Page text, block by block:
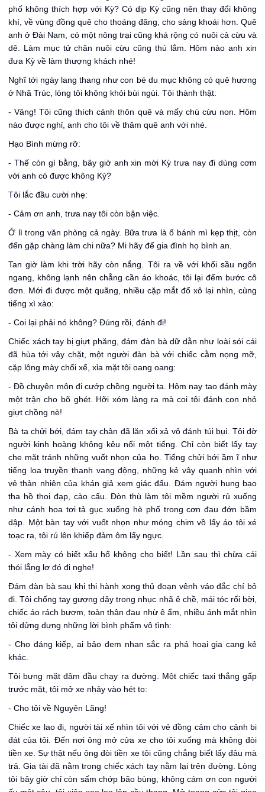
phố không thích hợp với Kỳ? Có dịp Kỳ cũng nên thay đổi không
khí, về vùng đồng quê cho thoáng đãng, cho sảng khoái hơn. Quê
anh ở Đài Nam, có một nông trại cũng khá rộng có nuôi cả cừu và
dê. Làm mục tử chăn nuôi cừu cũng thú lắm. Hôm nào anh xin
đưa Kỳ về làm thượng khách nhé!
Nghĩ tới ngày lang thang như con bé du mục không có quê hương
ở Nhã Trúc, lòng tôi không khỏi bùi ngùi. Tôi thành thật:
- Vâng! Tôi cũng thích cảnh thôn quê và mấy chú cừu non. Hôm
nào được nghỉ, anh cho tôi về thăm quê anh với nhé.
Hạo Bình mừng rỡ:
- Thế còn gì bằng, bây giờ anh xin mời Kỳ trưa nay đi dùng cơm
với anh có được không Kỳ?
Tôi lắc đầu cười nhẹ:
- Cảm ơn anh, trưa nay tôi còn bận việc.
Ở lì trong văn phòng cả ngày. Bữa trưa là ổ bánh mì kẹp thịt, còn
đến gặp chàng làm chi nữa? Mi hãy để gia đình họ bình an.
Tan giờ làm khi trời hãy còn nắng. Tôi ra về với khối sầu ngổn
ngang, không lạnh nên chẳng cần áo khoác, tôi lại đếm bước cô
đơn. Mới đi được một quãng, nhiều cặp mắt đổ xô lại nhìn, cùng
tiếng xì xào:
- Coi lại phải nó không? Đúng rồi, đánh đi!
Chiếc xách tay bị giựt phăng, đám đàn bà dữ dằn như loài sói cái
đã hùa tới vây chặt, một người đàn bà với chiếc cằm nọng mỡ,
cặp lông mày chổi xể, xỉa mặt tôi oang oang:
- Đồ chuyên môn đi cướp chồng người ta. Hôm nay tao đánh mày
một trận cho bõ ghét. Hỡi xóm làng ra mà coi tôi đánh con nhỏ
giựt chồng nè!
Bà ta chửi bới, đám tay chân đã lăn xối xả vô đánh túi bụi. Tôi đờ
người kinh hoàng không kêu nổi một tiếng. Chỉ còn biết lấy tay
che mặt tránh những vuốt nhọn của họ. Tiếng chửi bới ầm ĩ như
tiếng loa truyền thanh vang động, những kẻ vây quanh nhìn với
vẻ thản nhiên của khán giả xem giác đấu. Đám người hung bạo
tha hồ thoi đạp, cào cấu. Đòn thù làm tôi mềm người rủ xuống
như cánh hoa tơi tả gục xuống hè phố trong cơn đau đớn bầm
dập. Một bàn tay với vuốt nhọn như móng chim vồ lấy áo tôi xé
toạc ra, tôi rú lên khiếp đảm ôm lấy ngực.
- Xem mày có biết xấu hổ không cho biết! Lần sau thì chừa cái
thói lẳng lơ đó đi nghe!
Đám đàn bà sau khi thi hành xong thủ đoạn vênh váo đắc chí bỏ
đi. Tôi chống tay gượng dậy trong nhục nhã ê chề, mái tóc rối bời,
chiếc áo rách bươm, toàn thân đau nhừ ê ẩm, nhiều ánh mắt nhìn
tôi dửng dưng những lời bình phẩm vô tình:
- Cho đáng kiếp, ai bảo đem nhan sắc ra phá hoại gia cang kẻ
khác.
Tôi bưng mặt đâm đầu chạy ra đường. Một chiếc taxi thắng gấp
trước mặt, tôi mở xe nhảy vào hét to:
- Cho tôi về Nguyên Lãng!
Chiếc xe lao đi, người tài xế nhìn tôi với vẻ đồng cảm cho cảnh bi
đát của tôi. Đến nơi ông mở cửa xe cho tôi xuống mà không đòi
tiền xe. Sự thật nếu ông đòi tiền xe tôi cũng chẳng biết lấy đâu mà
trả. Gia tài đã nằm trong chiếc xách tay nằm lại trên đường. Lòng
tôi bây giờ chỉ còn sấm chớp bão bùng, không cám ơn con người